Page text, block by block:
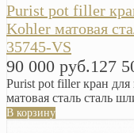
Purist pot filler
Kohler матовая
35745-VS
90 000 руб.127
Purist pot filler кран
матовая сталь сталь
В корзину